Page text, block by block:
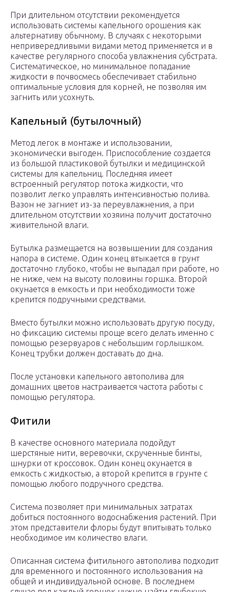
При длительном отсутствии рекомендуется
использовать системы капельного орошения как
альтернативу обычному. В случаях с некоторыми
непривередливыми видами метод применяется и в
качестве регулярного способа увлажнения субстрата.
Систематическое, но минимальное попадание
жидкости в почвосмесь обеспечивает стабильно
оптимальные условия для корней, не позволяя им
загнить или усохнуть.
Капельный (бутылочный)
Метод легок в монтаже и использовании,
экономически выгоден. Приспособление создается
из большой пластиковой бутылки и медицинской
системы для капельниц. Последняя имеет
встроенный регулятор потока жидкости, что
позволит легко управлять интенсивностью полива.
Вазон не загниет из-за переувлажнения, а при
длительном отсутствии хозяина получит достаточно
живительной влаги.
Бутылка размещается на возвышении для создания
напора в системе. Один конец втыкается в грунт
достаточно глубоко, чтобы не выпадал при работе, но
не ниже, чем на высоту половины горшка. Второй
окунается в емкость и при необходимости тоже
крепится подручными средствами.
Вместо бутылки можно использовать другую посуду,
но фиксацию системы проще всего делать именно с
помощью резервуаров с небольшим горлышком.
Конец трубки должен доставать до дна.
После установки капельного автополива для
домашних цветов настраивается частота работы с
помощью регулятора.
Фитили
В качестве основного материала подойдут
шерстяные нити, веревочки, скрученные бинты,
шнурки от кроссовок. Один конец окунается в
емкость с жидкостью, а второй крепится в грунте с
помощью любого подручного средства.
Система позволяет при минимальных затратах
добиться постоянного водоснабжения растений. При
этом представители флоры будут впитывать только
необходимое им количество влаги.
Описанная система фитильного автополива подходит
для временного и постоянного использования на
общей и индивидуальной основе. В последнем